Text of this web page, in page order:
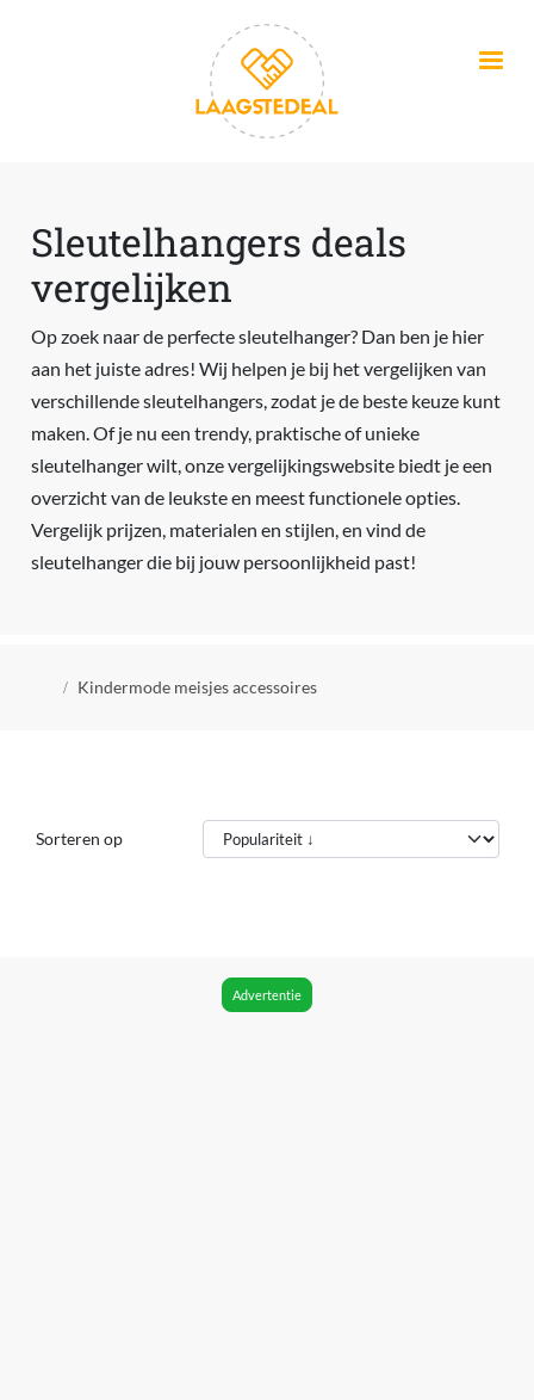
Sleutelhangers deals
vergelijken
Op zoek naar de perfecte sleutelhanger? Dan ben je hier
aan het juiste adres! Wij helpen je bij het vergelijken van
verschillende sleutelhangers, zodat je de beste keuze kunt
maken. Of je nu een trendy, praktische of unieke
sleutelhanger wilt, onze vergelijkingswebsite biedt je een
overzicht van de leukste en meest functionele opties.
Vergelijk prijzen, materialen en stijlen, en vind de
sleutelhanger die bij jouw persoonlijkheid past!
Kruimelpad
Kindermode meisjes accessoires
Sorteren op
Advertentie